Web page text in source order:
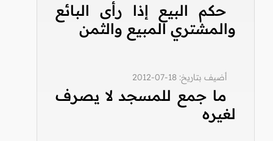
حكم البيع إذا رأى البائع
والمشتري المبيع والثمن
أضيف بتاريخ: 18-07-2012
ما جمع للمسجد لا يصرف
لغيره